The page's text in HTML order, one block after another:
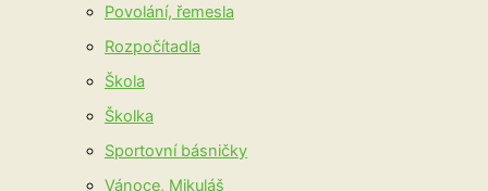
Povolání, řemesla
Rozpočítadla
Škola
Školka
Sportovní básničky
Vánoce, Mikuláš